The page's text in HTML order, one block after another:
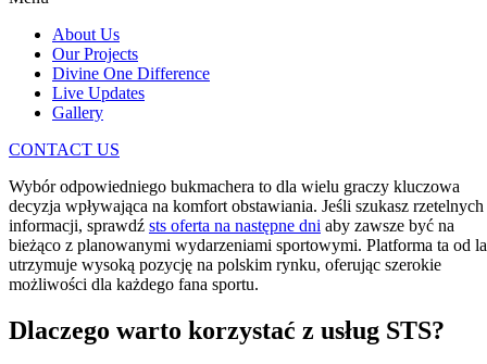
About Us
Our Projects
Divine One Difference
Live Updates
Gallery
CONTACT US
Wybór odpowiedniego bukmachera to dla wielu graczy kluczowa
decyzja wpływająca na komfort obstawiania. Jeśli szukasz rzetelnych
informacji, sprawdź sts oferta na następne dni aby zawsze być na
bieżąco z planowanymi wydarzeniami sportowymi. Platforma ta od
utrzymuje wysoką pozycję na polskim rynku, oferując szerokie
możliwości dla każdego fana sportu.
Dlaczego warto korzystać z usług STS?